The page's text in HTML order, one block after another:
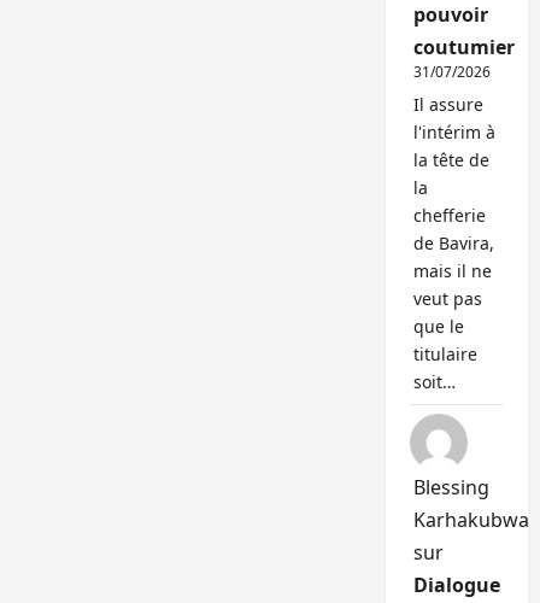
pouvoir
coutumier
31/07/2026
Il assure
l'intérim à
la tête de
la
chefferie
de Bavira,
mais il ne
veut pas
que le
titulaire
soit…
Blessing
Karhakubwa
sur
Dialogue